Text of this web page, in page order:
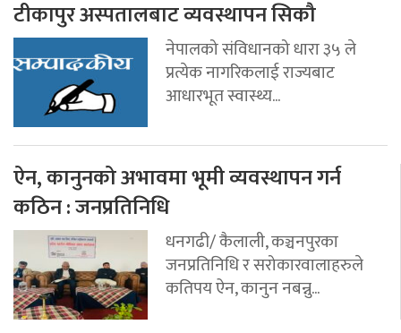
टीकापुर अस्पतालबाट व्यवस्थापन सिकौ
नेपालको संविधानको धारा ३५ ले
प्रत्येक नागरिकलाई राज्यबाट
आधारभूत स्वास्थ्य...
ऐन, कानुनको अभावमा भूमी व्यवस्थापन गर्न
कठिन : जनप्रतिनिधि
धनगढी/ कैलाली, कञ्चनपुरका
जनप्रतिनिधि र सरोकारवालाहरुले
कतिपय ऐन, कानुन नबन्नु...